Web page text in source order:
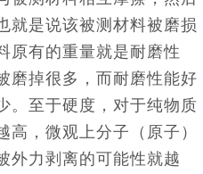
就是说该被测材料被磨损
原有的重量就是耐磨性
磨掉很多，而耐磨性能好
。至于硬度，对于纯物质
，微观上分子（原子）
外力剥离的可能性就越